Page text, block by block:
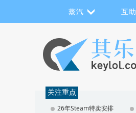
蒸汽 互助
关注重点
26年Steam特卖安排